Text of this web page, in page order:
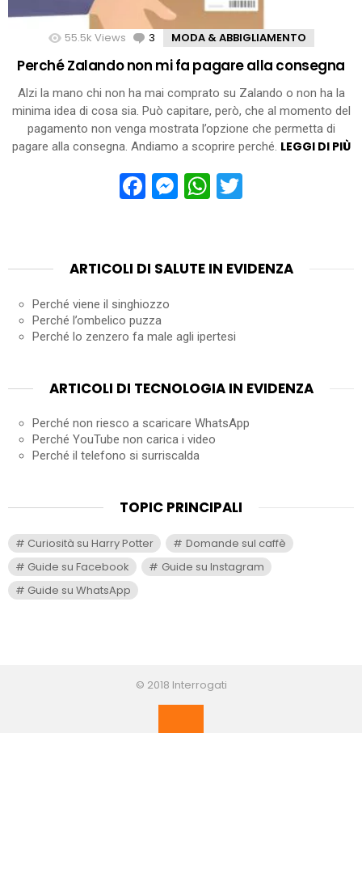
55.5k Views 3 Comments
MODA & ABBIGLIAMENTO
Perché Zalando non mi fa pagare alla consegna
Alzi la mano chi non ha mai comprato su Zalando o non ha la
minima idea di cosa sia. Può capitare, però, che al momento del
pagamento non venga mostrata l’opzione che permetta di
pagare alla consegna. Andiamo a scoprire perché. LEGGI DI PIÙ
Facebook
Messenger
WhatsApp
ARTICOLI DI SALUTE IN EVIDENZA
Perché viene il singhiozzo
Perché l’ombelico puzza
Perché lo zenzero fa male agli ipertesi
ARTICOLI DI TECNOLOGIA IN EVIDENZA
Perché non riesco a scaricare WhatsApp
Perché YouTube non carica i video
Perché il telefono si surriscalda
TOPIC PRINCIPALI
Curiosità su Harry Potter
Domande sul caffè
Guide su Facebook
Guide su Instagram
Guide su WhatsApp
© 2018 Interrogati